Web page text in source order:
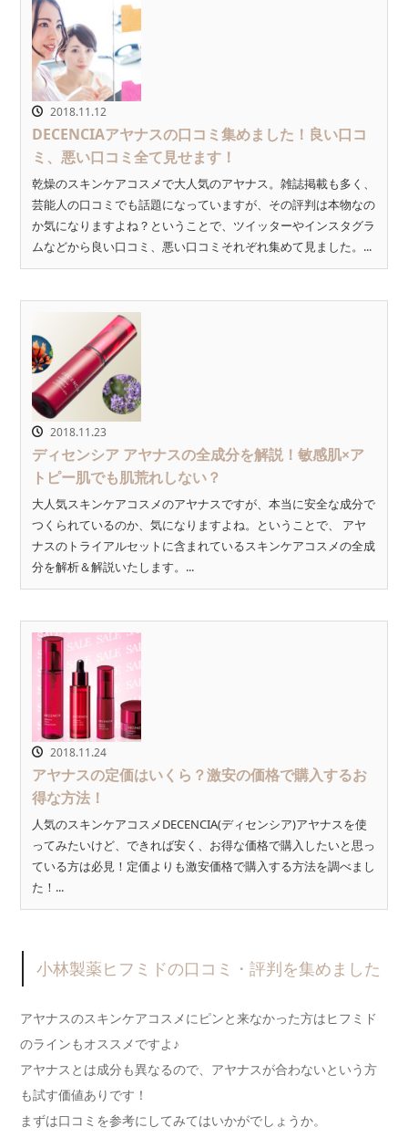
2018.11.12
DECENCIAアヤナスの口コミ集めました！良い口コ
ミ、悪い口コミ全て見せます！
乾燥のスキンケアコスメで大人気のアヤナス。雑誌掲載も多く、
芸能人の口コミでも話題になっていますが、その評判は本物なの
か気になりますよね？ということで、ツイッターやインスタグラ
ムなどから良い口コミ、悪い口コミそれぞれ集めて見ました。...
2018.11.23
ディセンシア アヤナスの全成分を解説！敏感肌×ア
トピー肌でも肌荒れしない？
大人気スキンケアコスメのアヤナスですが、本当に安全な成分で
つくられているのか、気になりますよね。ということで、 アヤ
ナスのトライアルセットに含まれているスキンケアコスメの全成
分を解析＆解説いたします。...
2018.11.24
アヤナスの定価はいくら？激安の価格で購入するお
得な方法！
人気のスキンケアコスメDECENCIA(ディセンシア)アヤナスを使
ってみたいけど、できれば安く、お得な価格で購入したいと思っ
ている方は必見！定価よりも激安価格で購入する方法を調べまし
た！...
小林製薬ヒフミドの口コミ・評判を集めました
アヤナスのスキンケアコスメにピンと来なかった方はヒフミド
のラインもオススメですよ♪
アヤナスとは成分も異なるので、アヤナスが合わないという方
も試す価値ありです！
まずは口コミを参考にしてみてはいかがでしょうか。